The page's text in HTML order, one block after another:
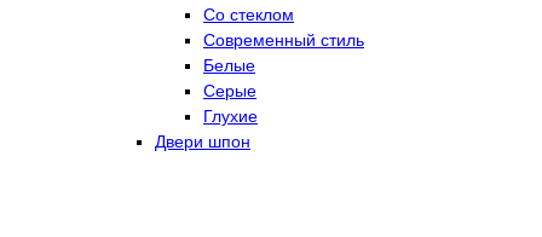
Со стеклом
Современный стиль
Белые
Серые
Глухие
Двери шпон